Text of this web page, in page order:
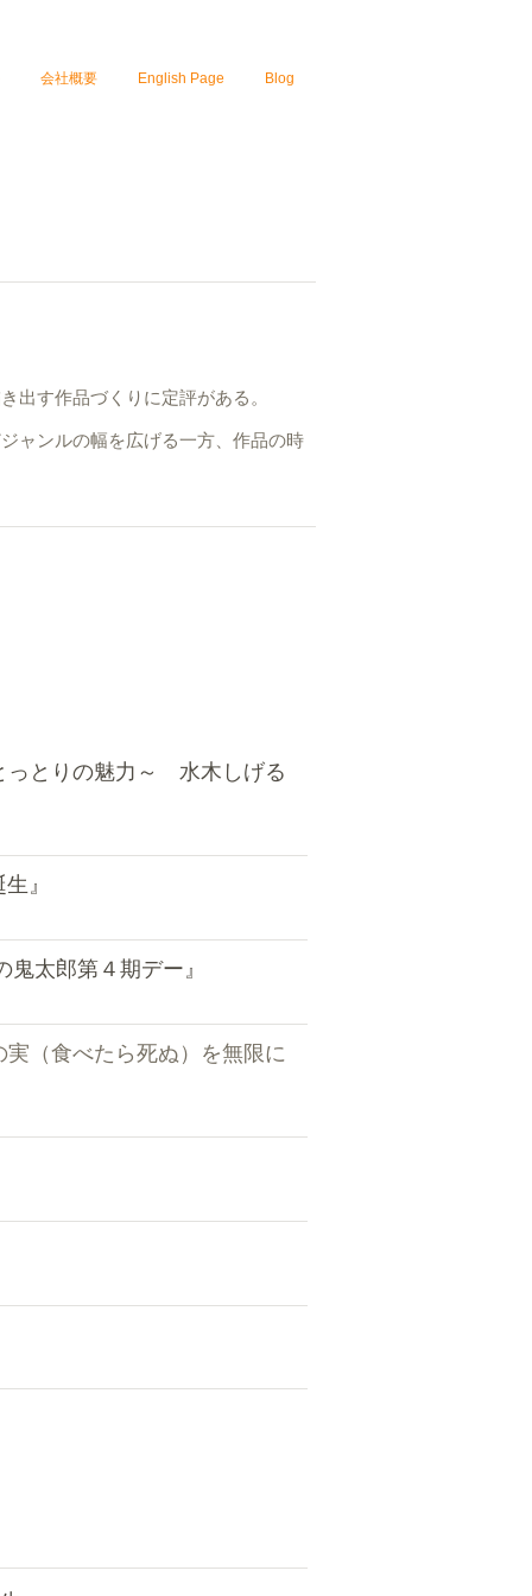
会社概要 English Page Blog
出す作品づくりに定評がある。
ャンルの幅を広げる一方、作品の時
っとりの魅力～ 水木しげる
』
太郎第４期デー』
（食べたら死ぬ）を無限に